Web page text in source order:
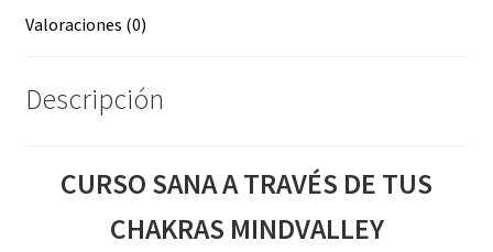
Valoraciones (0)
Descripción
CURSO SANA A TRAVÉS DE TUS
CHAKRAS MINDVALLEY